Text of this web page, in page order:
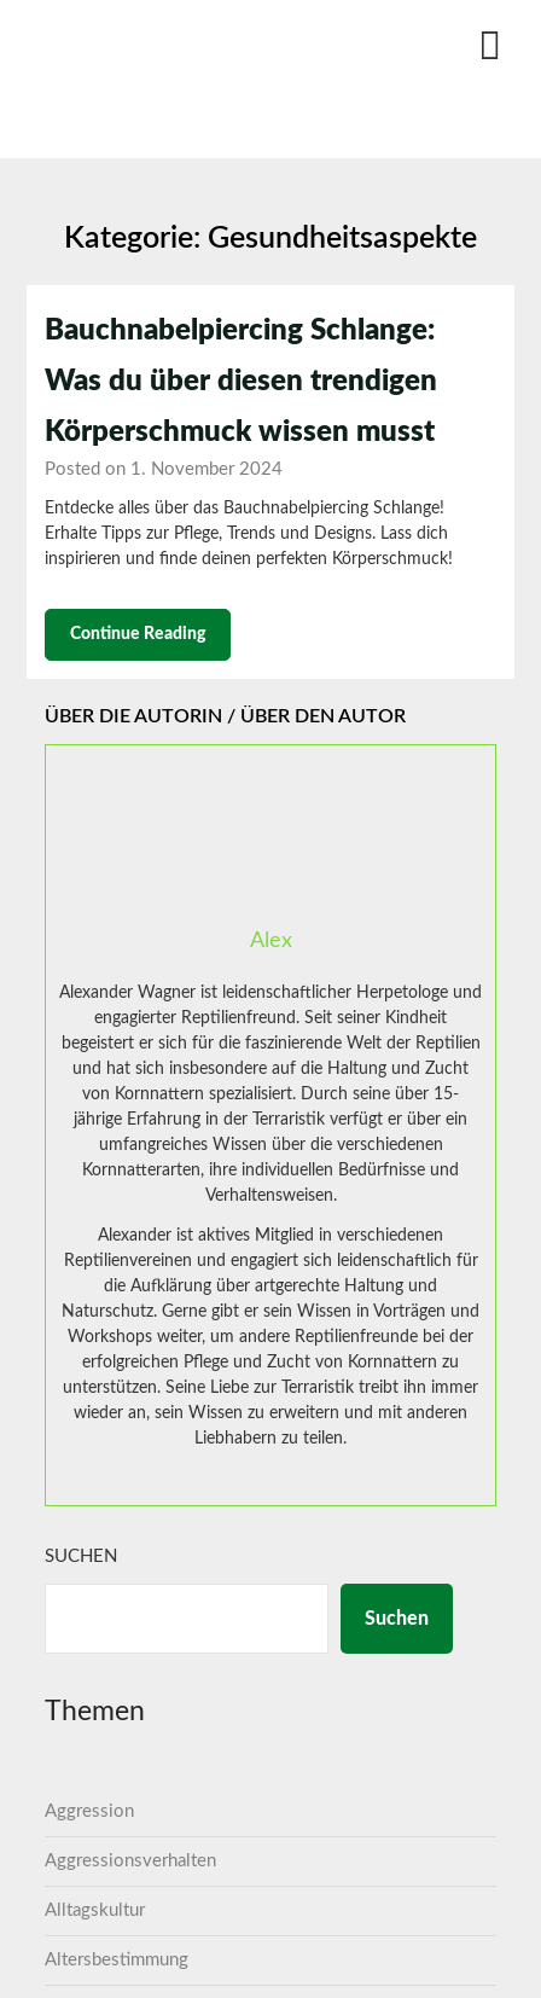
Kategorie: Gesundheitsaspekte
Bauchnabelpiercing Schlange:
Was du über diesen trendigen
Körperschmuck wissen musst
Posted on 1. November 2024
Entdecke alles über das Bauchnabelpiercing Schlange!
Erhalte Tipps zur Pflege, Trends und Designs. Lass dich
inspirieren und finde deinen perfekten Körperschmuck!
Continue Reading
ÜBER DIE AUTORIN / ÜBER DEN AUTOR
Alex
Alexander Wagner ist leidenschaftlicher Herpetologe und
engagierter Reptilienfreund. Seit seiner Kindheit
begeistert er sich für die faszinierende Welt der Reptilien
und hat sich insbesondere auf die Haltung und Zucht
von Kornnattern spezialisiert. Durch seine über 15-
jährige Erfahrung in der Terraristik verfügt er über ein
umfangreiches Wissen über die verschiedenen
Kornnatterarten, ihre individuellen Bedürfnisse und
Verhaltensweisen.
Alexander ist aktives Mitglied in verschiedenen
Reptilienvereinen und engagiert sich leidenschaftlich für
die Aufklärung über artgerechte Haltung und
Naturschutz. Gerne gibt er sein Wissen in Vorträgen und
Workshops weiter, um andere Reptilienfreunde bei der
erfolgreichen Pflege und Zucht von Kornnattern zu
unterstützen. Seine Liebe zur Terraristik treibt ihn immer
wieder an, sein Wissen zu erweitern und mit anderen
Liebhabern zu teilen.
SUCHEN
Suchen
Themen
Aggression
Aggressionsverhalten
Alltagskultur
Altersbestimmung